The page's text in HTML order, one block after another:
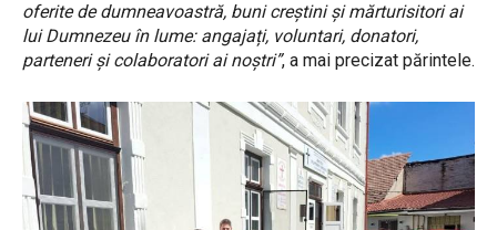
oferite de dumneavoastră, buni creștini și mărturisitori ai
lui Dumnezeu în lume: angajați, voluntari, donatori,
parteneri și colaboratori ai noștri”, a mai precizat părintele.